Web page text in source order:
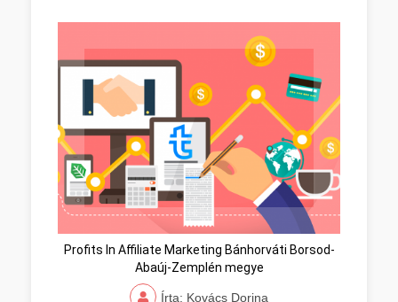
Profits In Affiliate Marketing Bánhorváti Borsod-
Abaúj-Zemplén megye
Írta: Kovács Dorina